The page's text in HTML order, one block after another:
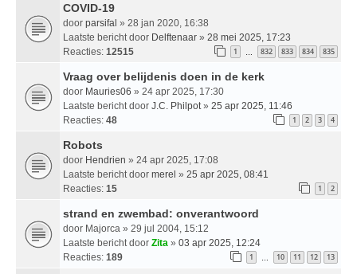
COVID-19
door parsifal » 28 jan 2020, 16:38
Laatste bericht door Delftenaar » 28 mei 2025, 17:23
Reacties: 12515 1 … 832 833 834 835
Vraag over belijdenis doen in de kerk
door Mauries06 » 24 apr 2025, 17:30
Laatste bericht door J.C. Philpot » 25 apr 2025, 11:46
Reacties: 48 1 2 3 4
Robots
door Hendrien » 24 apr 2025, 17:08
Laatste bericht door merel » 25 apr 2025, 08:41
Reacties: 15 1 2
strand en zwembad: onverantwoord
door Majorca » 29 jul 2004, 15:12
Laatste bericht door Zita » 03 apr 2025, 12:24
Reacties: 189 1 … 10 11 12 13